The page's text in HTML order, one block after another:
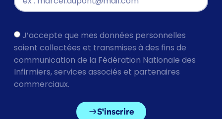
J’accepte que mes données personnelles
soient collectées et transmises à des fins de
communication de la Fédération Nationale des
Infirmiers, services associés et partenaires
commerciaux.
S'inscrire